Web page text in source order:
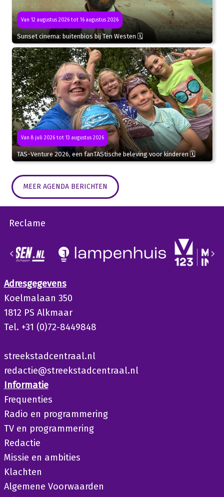
Van 12 augustus 2026 tot 16 augustus 2026
Sunset cinema: buitenbios bij Ten Westen 🗓
Van 8 juli 2026 tot 13 augustus 2026
TAS-Venture 2026, een fanTAStische beleving voor kinderen 🗓
MEER AGENDA BERICHTEN
Reclame
Adresgegevens
Koelmalaan 350
1812 PS Alkmaar
Tel. +31 (0)72-8449848
streekstadcentraal.nl
redactie@streekstadcentraal.nl
Informatie
Frequenties
Radio en programmering
TV en programmering
Redactie
Missie en ambities
Klachten
Algemene Voorwaarden